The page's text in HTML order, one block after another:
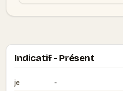
Indicatif - Présent
je
-